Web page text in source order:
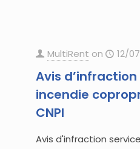
MultiRent on 12/
Avis
incendie
CNPI
Avis d'infraction